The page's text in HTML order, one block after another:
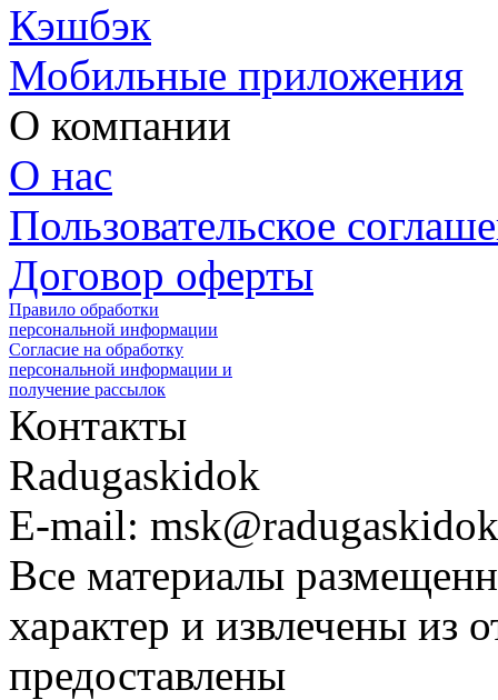
Кэшбэк
Мобильные приложения
О компании
О нас
Пользовательское
Договор оферты
Правило обработки
персональной информации
Согласие на обработку
персональной информации и
получение рассылок
Контакты
Radugaskidok
E-mail:
Все материалы
характер и извлечены из
предоставлены